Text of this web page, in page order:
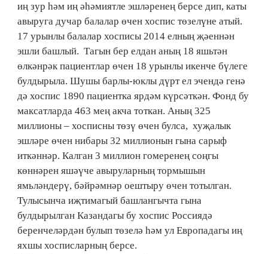
иң зур һәм иң әһәмиятле эшләренең берсе дип, каты
авыруга дучар балалар өчен хоспис төзелүне атый.
17 урынлы балалар хосписы 2014 елның җәеннән
эшли башлый. Тагын бер елдан аның 18 яшьтән
өлкәнрәк пациентлар өчен 18 урынлы икенче бүлеге
булдырыла. Шушы барлы-юклы дүрт ел эчендә генә
дә хоспис 1890 пациентка ярдәм күрсәткән. Фонд бу
максатларда 463 мең акча тоткан. Аның 325
миллионы – хосписны төзү өчен булса, хуҗалык
эшләре өчен нибары 32 миллионын гына сарыф
иткәннәр. Калган 3 миллион гомеренең соңгы
көннәрен яшәүче авыруларның тормышын
ямьләндерү, бәйрәмнәр оештыру өчен тотылган.
Тулысынча иҗтимагый башлангычта гына
булдырылган Казандагы бу хоспис Россиядә
беренчеләрдән булып төзелә һәм ул Европадагы иң
яхшы хосписларның берсе.